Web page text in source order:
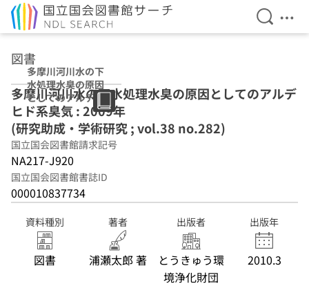
検索を
メ
図書
多摩川河川水の下
水処理水臭の原因
としてのアルデヒ
ド系臭気 : 2009年
(研究助成・学術
研究 ; vol.38
no.282)
多摩川河川水の下水処理水臭の原因としてのアルデ
ヒド系臭気 : 2009年
(研究助成・学術研究 ; vol.38 no.282)
国立国会図書館請求記号
NA217-J920
国立国会図書館書誌ID
000010837734
資料種別
図書
著者
浦瀬太郎 著
出版者
とうきゅう環
境浄化財団
出版年
2010.3